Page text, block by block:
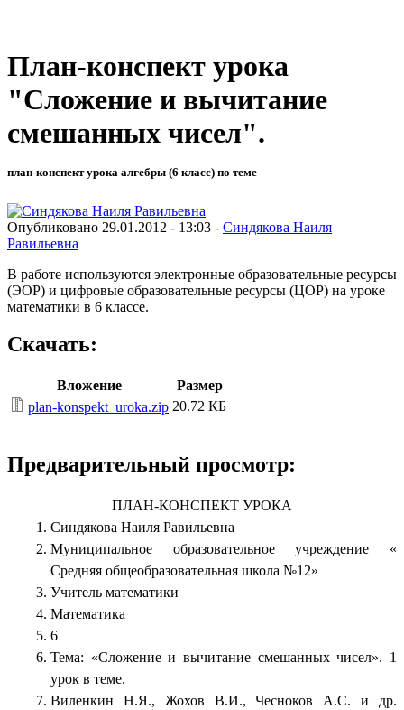
План-конспект урока
"Сложение и вычитание
смешанных чисел".
план-конспект урока алгебры (6 класс) по теме
Опубликовано 29.01.2012 - 13:03 - Синдякова Наиля
Равильевна
В работе используются электронные образовательные ресурсы
(ЭОР) и цифровые образовательные ресурсы (ЦОР) на уроке
математики в 6 классе.
Скачать:
Вложение
Размер
plan-konspekt_uroka.zip 20.72 КБ
Предварительный просмотр:
ПЛАН-КОНСПЕКТ УРОКА
Синдякова Наиля Равильевна
Муниципальное образовательное учреждение «
Средняя общеобразовательная школа №12»
Учитель математики
Математика
6
Тема: «Сложение и вычитание смешанных чисел». 1
урок в теме.
Виленкин Н.Я., Жохов В.И., Чесноков А.С. и др.